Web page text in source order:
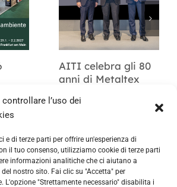
controllare l’uso dei
e di terze parti per offrire un'esperienza di
il tuo consenso, utilizziamo cookie di terze parti
informazioni analitiche che ci aiutano a
nostro sito. Fai clic su "Accetta" per
L'opzione "Strettamente necessario" disabilita i
AITI celebra gli 80
anni di Metaltex